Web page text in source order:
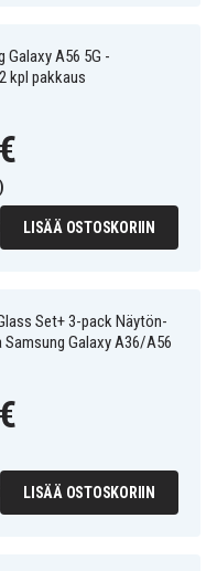
Galaxy A56 5G -
kpl pakkaus
LISÄÄ OSTOSKORIIN
Set+ 3-pack Näytön-
Galaxy A36/A56
LISÄÄ OSTOSKORIIN